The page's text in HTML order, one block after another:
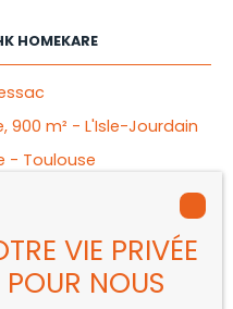
HOMEKARE
900 m² - L'Isle-Jourdain
- Toulouse
Gaudens
VIE PRIVÉE
POUR NOUS